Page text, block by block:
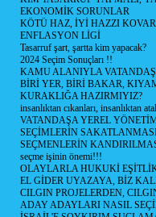
EKONOMİK SORUNLAR
KÖTÜ HAZ, İYİ HAZZI
ENFLASYON LİGİ
Tasarruf şart, şartta kim yapacak?
2024 Seçim Sonuçları !!
KAMU ALANIYLA
BİRİ YER, BİRİ BAKAR,
KURAKLIĞA HAZIRMIYIZ?
insanlıktan cıkanları, insanlıktan
VATANDAŞA YEREL
SEÇİMLERİN
SEÇMENLERİN
seçme işinin önemi!!!
OLAYLARLA HUKUKİ
EL GİDER UYAZAYA, BİZ
CILGIN PROJELERDEN,
ADAY ADAYLARI NASIL